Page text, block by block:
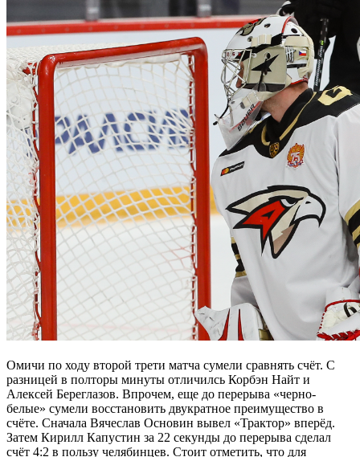
Омичи по ходу второй трети матча сумели сравнять счёт. С
разницей в полторы минуты отличилсь Корбэн Найт и
Алексей Береглазов. Впрочем, еще до перерыва «черно-
белые» сумели восстановить двукратное преимущество в
счёте. Сначала Вячеслав Основин вывел «Трактор» вперёд.
Затем Кирилл Капустин за 22 секунды до перерыва сделал
счёт 4:2 в пользу челябинцев. Стоит отметить, что для